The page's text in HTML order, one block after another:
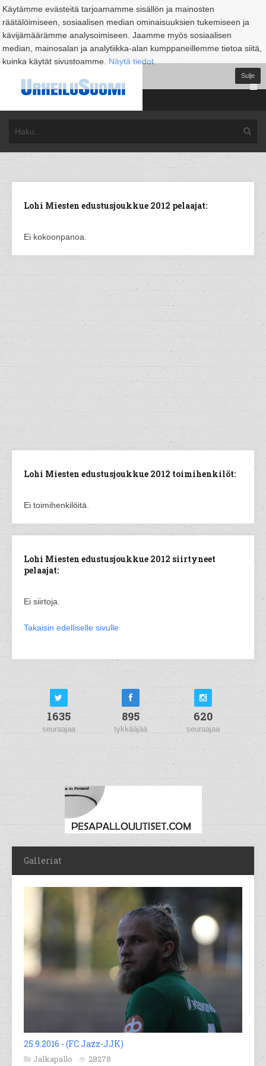
Käytämme evästeitä tarjoamamme sisällön ja mainosten
räätälöimiseen, sosiaalisen median ominaisuuksien tukemiseen ja
kävijämäärämme analysoimiseen. Jaamme myös sosiaalisen
median, mainosalan ja analytiikka-alan kumppaneillemme tietoa siitä,
kuinka käytät sivustoamme. Näytä tiedot
Sulje
Lohi Miesten edustusjoukkue 2012 pelaajat:
Ei kokoonpanoa.
Lohi Miesten edustusjoukkue 2012 toimihenkilöt:
Ei toimihenkilöitä.
Lohi Miesten edustusjoukkue 2012 siirtyneet
pelaajat:
Ei siirtoja.
Takaisin edelliselle sivulle
1635
seuraajaa
895
tykkääjää
620
seuraajaa
Galleriat
25.9.2016 - (FC Jazz-JJK)
Jalkapallo 28278